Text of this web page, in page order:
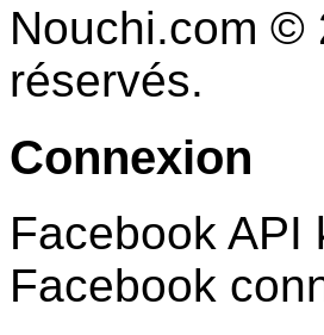
Nouchi.com ©
réservés.
Connexion
Facebook
Facebook